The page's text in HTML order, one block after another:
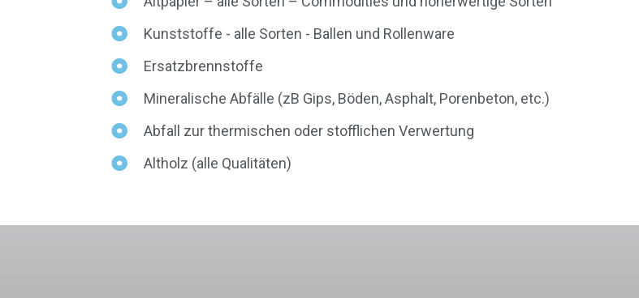
Kunststoffe - alle Sorten - Ballen und Rollenware
Ersatzbrennstoffe
Mineralische Abfälle (zB Gips, Böden, Asphalt, Porenbeton, etc.)
Abfall zur thermischen oder stofflichen Verwertung
Altholz (alle Qualitäten)